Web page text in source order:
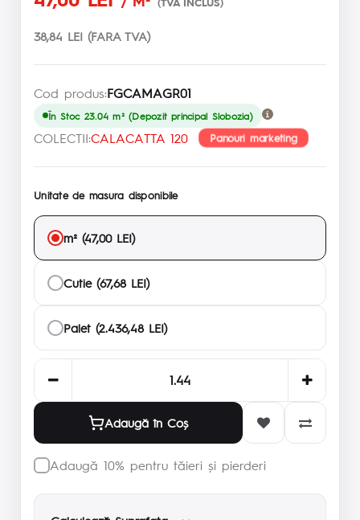
38,84 LEI (FARA TVA)
Cod produs:FGCAMAGR01
În Stoc 23.04 m² (Depozit principal Slobozia)
COLECTII:CALACATTA 120 Panouri marketing
Unitate de masura disponibile
m² (47,00 LEI)
Cutie (67,68 LEI)
Palet (2.436,48 LEI)
Adaugă în Coş
Adaugă 10% pentru tăieri și pierderi